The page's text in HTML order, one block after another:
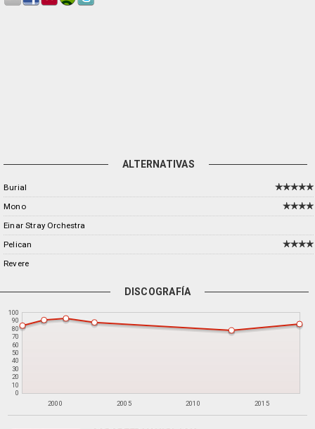
ALTERNATIVAS
Burial
Mono
Einar Stray Orchestra
Pelican
Revere
DISCOGRAFÍA
2000 2005 2010 2015
0
10
20
30
40
50
60
70
80
90
100